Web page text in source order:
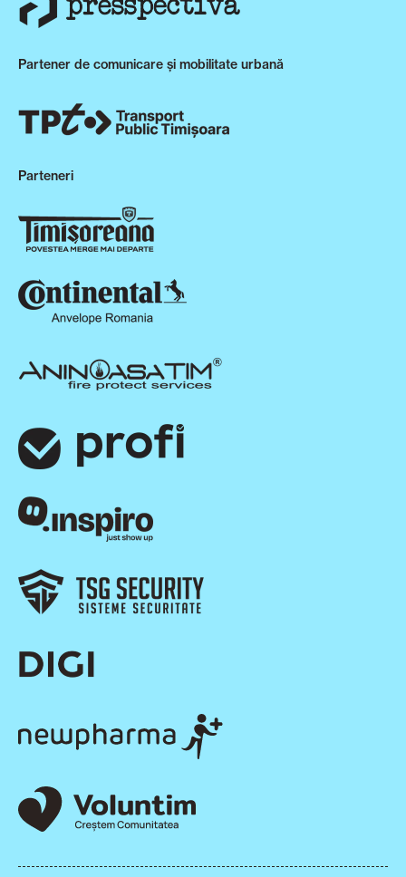
Partener de comunicare și mobilitate urbană
Parteneri